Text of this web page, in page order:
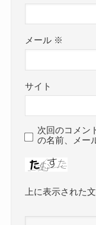
メール ※
サイト
次回のコメン
の名前、メー
上に表示された